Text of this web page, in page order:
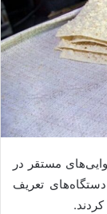
مستقر در
تعریف